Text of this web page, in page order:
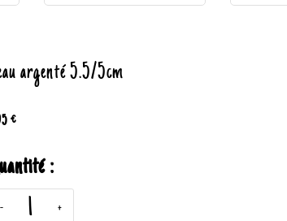
argenté 5.5/5cm
€
:
- +